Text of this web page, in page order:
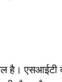
एसआईटी